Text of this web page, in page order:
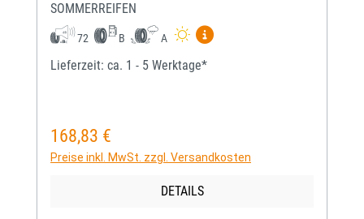
SOMMERREIFEN
72 B A
Mehr Informationen zum
Lieferzeit: ca. 1 - 5 Werktage*
Regulärer Preis:
168,83 €
Preise inkl. MwSt. zzgl. Versandkosten
DETAILS